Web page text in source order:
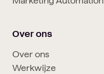
Over ons
Over ons
Werkwijze